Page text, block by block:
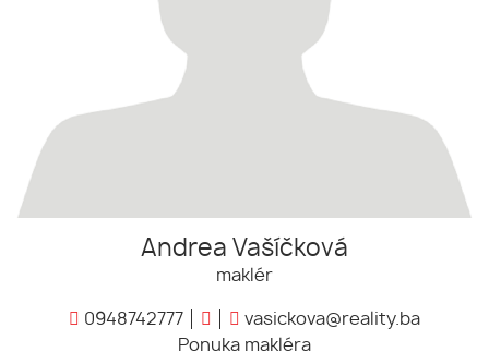
Andrea Vašíčková
maklér
0948742777
vasickova@reality.ba
Ponuka makléra